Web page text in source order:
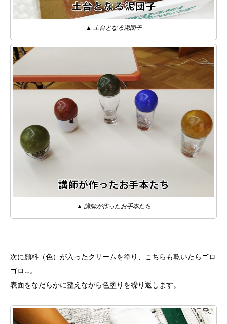
▲ 土台となる泥団子
▲ 講師が作ったお手本たち
次に顔料（色）が入ったクリームを塗り、こちらも乾いたらゴロ
ゴロ…。
表面をなだらかに整えながら色塗りを繰り返します。